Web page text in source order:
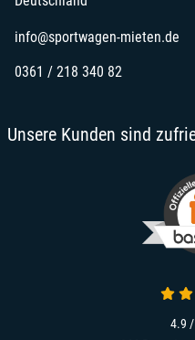
info@sportwagen-mieten.de
0361 / 218 340 82
Unsere Kunden sind
4.9